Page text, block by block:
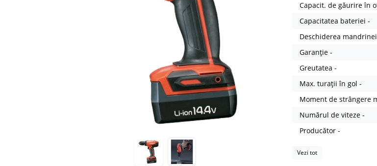
Capacit. de găurire în
Capacitatea bateriei -
Deschiderea
Garanție -
Greutatea -
Max. turații în gol -
Moment de strângere
Numărul de viteze -
Producător -
Vezi tot